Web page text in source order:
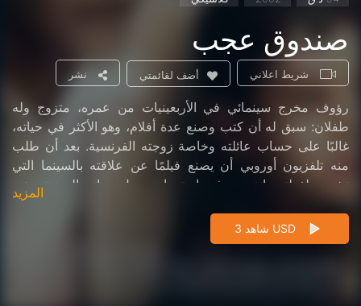
صندوق عجب
شريط اعلاني أضف لقائمتي نشر
رؤوف مخرج سينمائي في الأربعينيات من عمره، متزوج وله
طفلان: سبق له أن كتب وصنع عدة أفلام، وهو الأكثر في حياته،
غالبًا على حساب عائلته وخاصة زوجته الفرنسية. بعد أن طلب
منه تلفزيون أوروبي أن يصنع فيلمًا عن علاقته بالسينما التي
تشبه طفولته، انغمس في استجواب حول حياته المهنية وعن
نفسه ...
المزيد
شاهد 3 USD